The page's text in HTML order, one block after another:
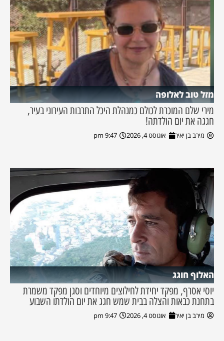
מזל טוב לאלופה
מירי שלם המוכרת לכולם כמנהלת היכל התרבות העירוני בעיר,
חגגה את יום הולדתה!
מירב בן יאיר אוגוסט 4, 2026 9:47 pm
האלוף חוגג
יוסי אסרף, מפקד יחידת לחילוצים מיוחדים וסגן מפקד משמרת
בתחנת כבאות והצלה בבית שמש חגג את יום הולדתו השבוע
מירב בן יאיר אוגוסט 4, 2026 9:47 pm